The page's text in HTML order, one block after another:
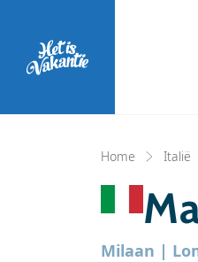
Home Italië
Milaan |